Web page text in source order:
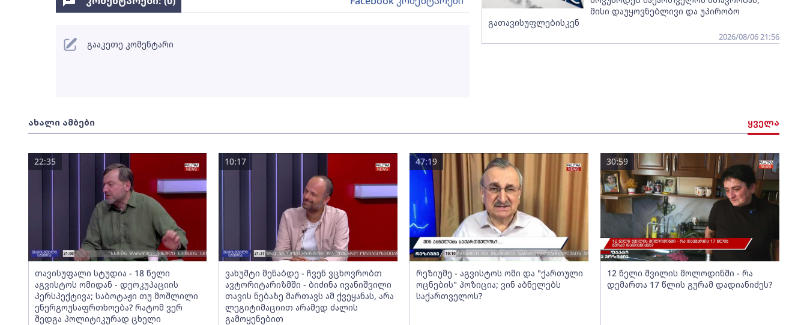
მისი დაუყოვნებლივი და უპირობო
გათავისუფლებისკენ
2026/08/06 21:56
ახალი ამბები ყველა
თავისუფალი სტუდია - 18 წელი
აგვისტოს ომიდან - დეოკუპაციის
პერსპექტივა; საბოტაჟი თუ მოშლილი
ენერგოუსაფრთხოება? რატომ ვერ
შედგა პოლიტიკურად ცხელი
22:35
ვახუშტი მენაბდე - ჩვენ ვცხოვრობთ
ავტორიტარიზმში - ბიძინა ივანიშვილი
თავის ნებაზე მართავს ამ ქვეყანას, არა
ლეგიტიმაციით არამედ ძალის
გამოყენებით
10:17
რეზიუმე - აგვისტოს ომი და "ქართული
ოცნების" პოზიცია; ვინ აბნელებს
საქართველოს?
47:19
12 წელი შვილის მოლოდინში - რა
დემართა 17 წლის გურამ დადიანიძეს?
30:59
გააკეთე კომენტარი